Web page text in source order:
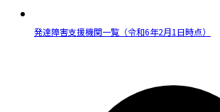
発達障害支援機関一覧（令和6年2月1日時点）